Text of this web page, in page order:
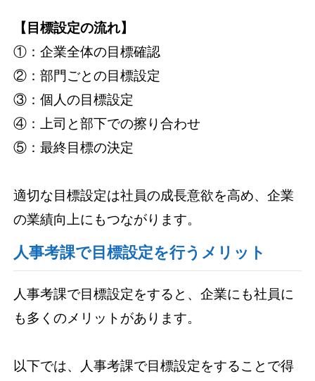
【目標設定の流れ】
①：企業全体の目標確認
②：部門ごとの目標設定
③：個人の目標設定
④：上司と部下での擦り合わせ
⑤：最終目標の決定
適切な目標設定は社員の成長意欲を高め、企業
の業績向上にもつながります。
人事考課で目標設定を行うメリット
人事考課で目標設定をすると、企業にも社員に
も多くのメリットがあります。
以下では、人事考課で目標設定をすることで得